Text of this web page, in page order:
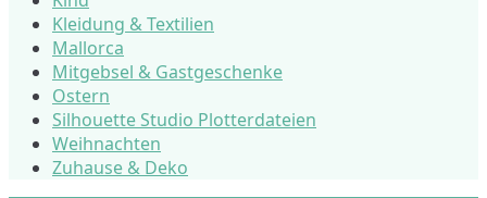
Kleidung & Textilien
Mallorca
Mitgebsel & Gastgeschenke
Ostern
Silhouette Studio Plotterdateien
Weihnachten
Zuhause & Deko